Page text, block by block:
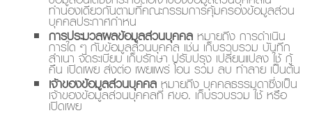
ทำนองเดียวกันตามที่คณะกรรมการคุ้มครองข้อมูลส่วน
บุคคลประกาศกำหน
การประมวลผลข้อมูลส่วนบุคคลหมายถึง การดำเนิน
การใด ๆ กับข้อมูลส่วนบุคคล เช่น เก็บรวบรวม บันทึก
สำเนา จัดระเบียบ เก็บรักษา ปรับปรุง เปลี่ยนแปลง ใช้ กู้
คืน เปิดเผย ส่งต่อ เผยแพร่ โอน รวม ลบ ทำลาย เป็นต้น
เจ้าของข้อมูลส่วนบุคคลหมายถึง บุคคลธรรมดาซึ่งเป็น
เจ้าของข้อมูลส่วนบุคคลที่ ศขอ. เก็บรวบรวม ใช้ หรือ
เปิดเผย